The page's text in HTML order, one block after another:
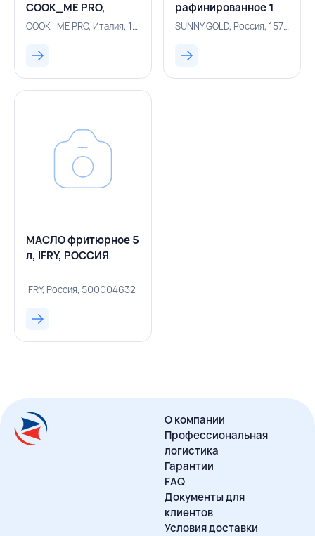
COOK_ME PRO,
ИТАЛИЯ
COOK_ME PRO, Италия, 157100359
рафинированное 1
л/920 г,SUNNY
SUNNY GOLD, Россия, 157100121
МАСЛО фритюрное 5
л, IFRY, РОССИЯ
IFRY, Россия, 500004632
О компании
Профессиональная
логистика
Гарантии
FAQ
Документы для
клиентов
Условия доставки